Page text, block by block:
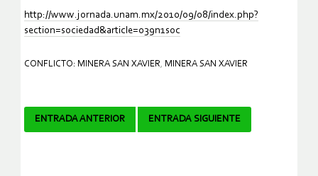
http://www.jornada.unam.mx/2010/09/08/index.php?
section=sociedad&article=039n1soc
CONFLICTO: MINERA SAN XAVIER, MINERA SAN XAVIER
Navegador
ENTRADA ANTERIOR ENTRADA SIGUIENTE